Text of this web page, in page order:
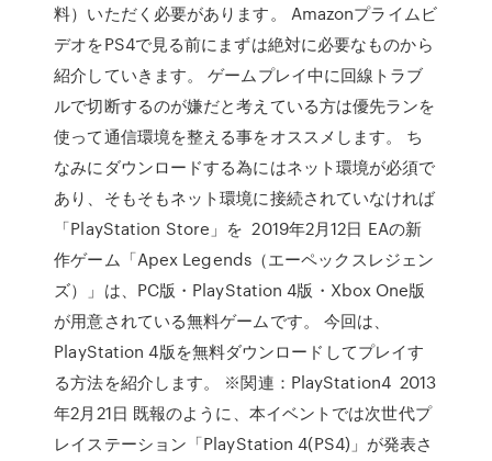
料）いただく必要があります。 Amazonプライムビ
デオをPS4で見る前にまずは絶対に必要なものから
紹介していきます。 ゲームプレイ中に回線トラブ
ルで切断するのが嫌だと考えている方は優先ランを
使って通信環境を整える事をオススメします。 ち
なみにダウンロードする為にはネット環境が必須で
あり、そもそもネット環境に接続されていなければ
「PlayStation Store」を 2019年2月12日 EAの新
作ゲーム「Apex Legends（エーペックスレジェン
ズ）」は、PC版・PlayStation 4版・Xbox One版
が用意されている無料ゲームです。 今回は、
PlayStation 4版を無料ダウンロードしてプレイす
る方法を紹介します。 ※関連：PlayStation4 2013
年2月21日 既報のように、本イベントでは次世代プ
レイステーション「PlayStation 4(PS4)」が発表さ